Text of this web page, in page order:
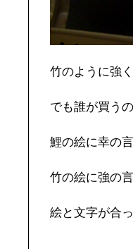
竹のように強
でも誰が買う
鯉の絵に幸の
竹の絵に強の
絵と文字が合